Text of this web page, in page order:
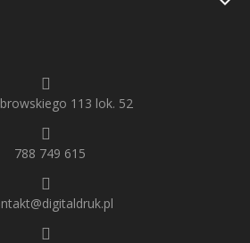
113 lok. 52
788 749 615